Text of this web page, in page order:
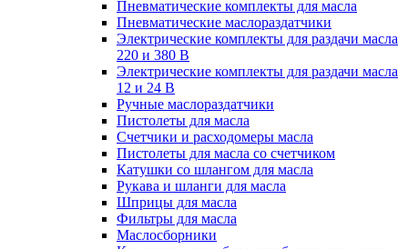
Пневматические комплекты для масла
Пневматические маслораздатчики
Электрические комплекты для раздачи масла
220 и 380 В
Электрические комплекты для раздачи масла
12 и 24 В
Ручные маслораздатчики
Пистолеты для масла
Счетчики и расходомеры масла
Пистолеты для масла со счетчиком
Катушки со шлангом для масла
Рукава и шланги для масла
Шприцы для масла
Фильтры для масла
Маслосборники